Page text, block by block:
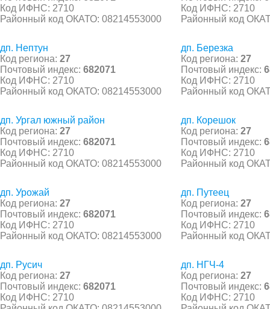
Код ИФНС: 2710
Районный код ОКАТО: 08214553000
Код ИФНС: 2710
Районный код
дп. Нептун
Код региона: 27
Почтовый индекс: 682071
Код ИФНС: 2710
Районный код ОКАТО: 08214553000
дп. Березка
Код региона: 27
Почтовый индекс:
Код ИФНС: 2710
Районный код
дп. Ургал южный район
Код региона: 27
Почтовый индекс: 682071
Код ИФНС: 2710
Районный код ОКАТО: 08214553000
дп. Корешок
Код региона: 27
Почтовый индекс:
Код ИФНС: 2710
Районный код
дп. Урожай
Код региона: 27
Почтовый индекс: 682071
Код ИФНС: 2710
Районный код ОКАТО: 08214553000
дп. Путеец
Код региона: 27
Почтовый индекс:
Код ИФНС: 2710
Районный код
дп. Русич
Код региона: 27
Почтовый индекс: 682071
Код ИФНС: 2710
дп. НГЧ-4
Код региона: 27
Почтовый индекс:
Код ИФНС: 2710